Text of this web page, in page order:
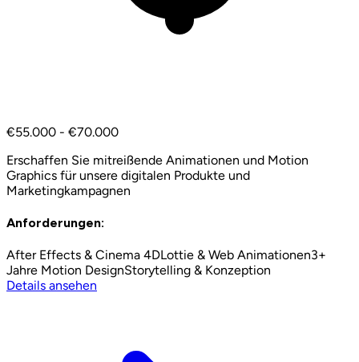
€55.000 - €70.000
Erschaffen Sie mitreißende Animationen und Motion
Graphics für unsere digitalen Produkte und
Marketingkampagnen
Anforderungen:
After Effects & Cinema 4DLottie & Web Animationen3+
Jahre Motion DesignStorytelling & Konzeption
Details ansehen